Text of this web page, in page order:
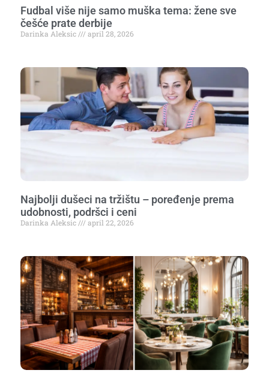
Fudbal više nije samo muška tema: žene sve
češće prate derbije
Darinka Aleksic april 28, 2026
Najbolji dušeci na tržištu – poređenje prema
udobnosti, podršci i ceni
Darinka Aleksic april 22, 2026